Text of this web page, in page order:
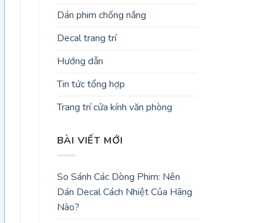
Dán phim chống nắng
Decal trang trí
Hướng dẫn
Tin tức tổng hợp
Trang trí cửa kính văn phòng
BÀI VIẾT MỚI
So Sánh Các Dòng Phim: Nên
Dán Decal Cách Nhiệt Của Hãng
Nào?